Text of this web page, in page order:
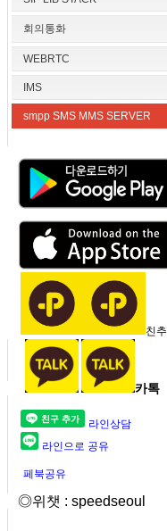
회의통화
WEBRTC
IMS
smpp SMS MMS SERVER
친추
카톡
라인상담
라인으로 공유
페북공유
◎위챗 : speedseoul